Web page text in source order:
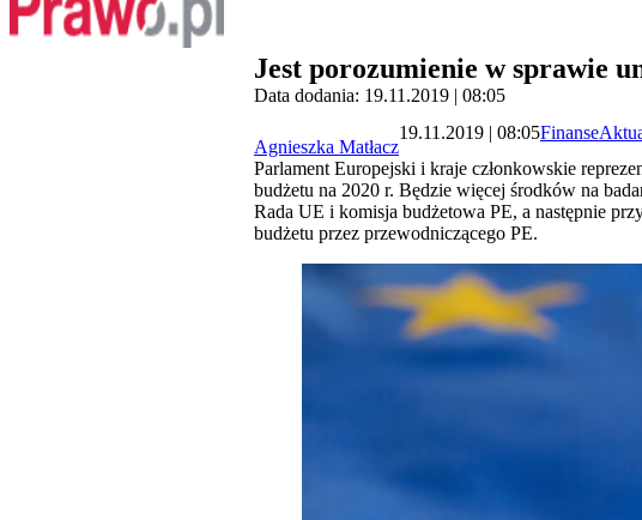
Jest porozumienie w sprawie
Data dodania: 19.11.2019 | 08:05
Agnieszka Matłacz
19.11.2019 | 08:05Finanse
Parlament Europejski i kraje członkowskie
budżetu na 2020 r. Będzie więcej środków na
Rada UE i komisja budżetowa PE, a następnie
budżetu przez przewodniczącego PE.